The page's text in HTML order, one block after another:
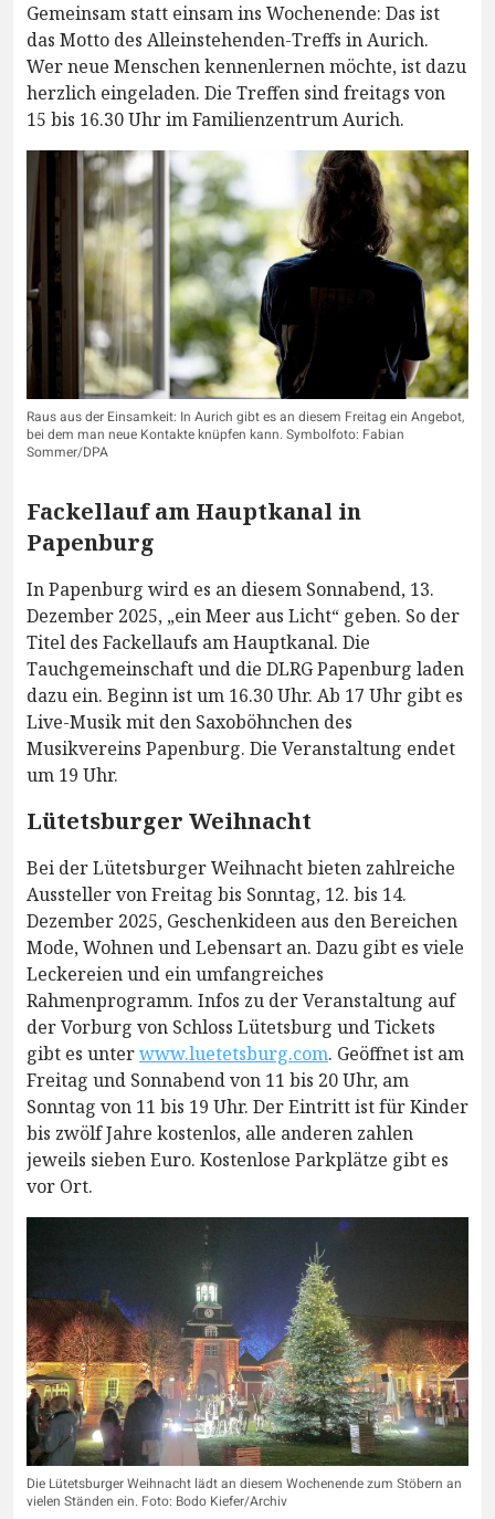
Gemeinsam statt einsam ins Wochenende: Das ist
das Motto des Alleinstehenden-Treffs in Aurich.
Wer neue Menschen kennenlernen möchte, ist dazu
herzlich eingeladen. Die Treffen sind freitags von
15 bis 16.30 Uhr im Familienzentrum Aurich.
Raus aus der Einsamkeit: In Aurich gibt es an diesem Freitag ein Angebot,
bei dem man neue Kontakte knüpfen kann. Symbolfoto: Fabian
Sommer/DPA
Fackellauf am Hauptkanal in
Papenburg
In Papenburg wird es an diesem Sonnabend, 13.
Dezember 2025, „ein Meer aus Licht“ geben. So der
Titel des Fackellaufs am Hauptkanal. Die
Tauchgemeinschaft und die DLRG Papenburg laden
dazu ein. Beginn ist um 16.30 Uhr. Ab 17 Uhr gibt es
Live-Musik mit den Saxoböhnchen des
Musikvereins Papenburg. Die Veranstaltung endet
um 19 Uhr.
Lütetsburger Weihnacht
Bei der Lütetsburger Weihnacht bieten zahlreiche
Aussteller von Freitag bis Sonntag, 12. bis 14.
Dezember 2025, Geschenkideen aus den Bereichen
Mode, Wohnen und Lebensart an. Dazu gibt es viele
Leckereien und ein umfangreiches
Rahmenprogramm. Infos zu der Veranstaltung auf
der Vorburg von Schloss Lütetsburg und Tickets
gibt es unterwww.luetetsburg.com. Geöffnet ist am
Freitag und Sonnabend von 11 bis 20 Uhr, am
Sonntag von 11 bis 19 Uhr. Der Eintritt ist für Kinder
bis zwölf Jahre kostenlos, alle anderen zahlen
jeweils sieben Euro. Kostenlose Parkplätze gibt es
vor Ort.
Die Lütetsburger Weihnacht lädt an diesem Wochenende zum Stöbern an
vielen Ständen ein. Foto: Bodo Kiefer/Archiv